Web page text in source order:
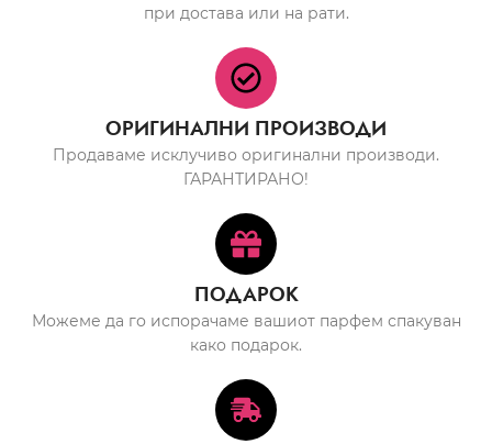
при достава или на рати.
ОРИГИНАЛНИ ПРОИЗВОДИ
Продаваме исклучиво оригинални производи.
ГАРАНТИРАНО!
ПОДАРОК
Можеме да го испорачаме вашиот парфем спакуван
како подарок.